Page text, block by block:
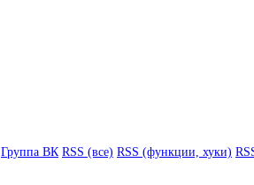
Группа ВК RSS (все) RSS (функции, хуки)